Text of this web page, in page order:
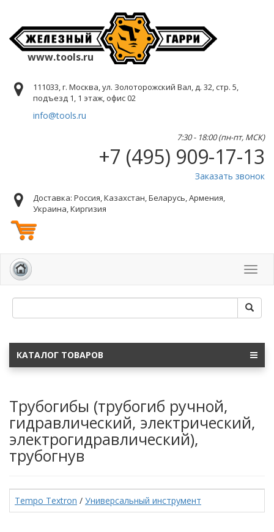
www.tools.ru
111033, г. Москва, ул. Золоторожский Вал, д. 32, стр. 5,
подъезд 1, 1 этаж, офис 02
info@tools.ru
7:30 - 18:00 (пн-пт, МСК)
+7 (495) 909-17-13
Заказать звонок
Доставка: Россия, Казахстан, Беларусь, Армения,
Украина, Киргизия
КАТАЛОГ ТОВАРОВ
Трубогибы (трубогиб ручной,
гидравлический, электрический,
электрогидравлический),
трубогнув
Tempo Textron / Универсальный инструмент